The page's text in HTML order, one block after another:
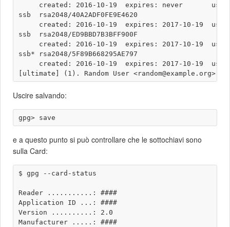
created: 2016-10-19  expires: never
ssb  rsa2048/40A2ADF0FE9E4620
created: 2016-10-19  expires: 2017-10-19
ssb  rsa2048/ED9BBD7B3BFF900F
created: 2016-10-19  expires: 2017-10-19
ssb* rsa2048/5F89B668295AE797
created: 2016-10-19  expires: 2017-10-19
Uscire salvando:
e a questo punto si può controllare che le sottochiavi sono
sulla Card:
$ gpg --card-status
Reader ...........: ####
Application ID ...: ####
Version ..........: 2.0
Manufacturer .....: ####